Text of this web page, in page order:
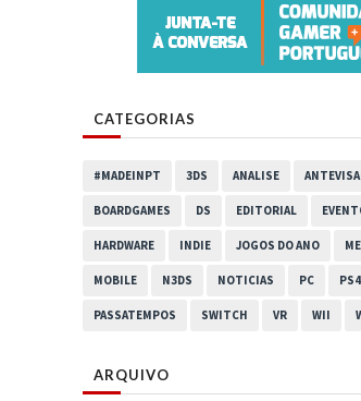
CATEGORIAS
#MADEINPT 3DS ANALISE
BOARDGAMES DS EDITORIAL
HARDWARE INDIE JOGOS DO ANO
MOBILE N3DS NOTICIAS PC PS4
PASSATEMPOS SWITCH VR WII
ARQUIVO